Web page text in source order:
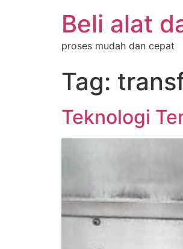
Beli alat
proses mudah dan cepat
Tag:
Teknologi